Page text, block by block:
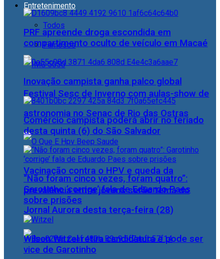
Entretenimento
Todos
Famosos
Festival Sesc de Inverno com aulas-show de
astronomia no Senac de Rio das Ostras
Vacinação contra o HPV e queda da
prevalência entre jovens serão tema do
Jornal Aurora desta terça-feira (28)
PRF apreende droga escondida em
compartimento oculto de veículo em Macaé
Inovação campista ganha palco global
Comércio campista poderá abrir no feriado
desta quinta (6) do São Salvador
“Não foram cinco vezes, foram quatro”:
Garotinho ‘corrige’ fala de Eduardo Paes
sobre prisões
Wilson Witzel retira candidatura e pode ser
vice de Garotinho